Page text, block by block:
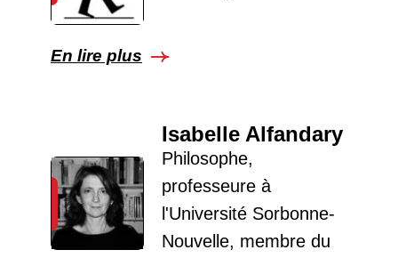
En lire plus
Isabelle Alfandary
Philosophe,
professeure à
l'Université Sorbonne-
Nouvelle, membre du